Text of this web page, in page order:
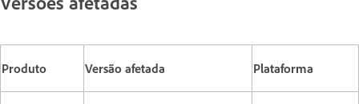
Produto Versão afetada Plataforma